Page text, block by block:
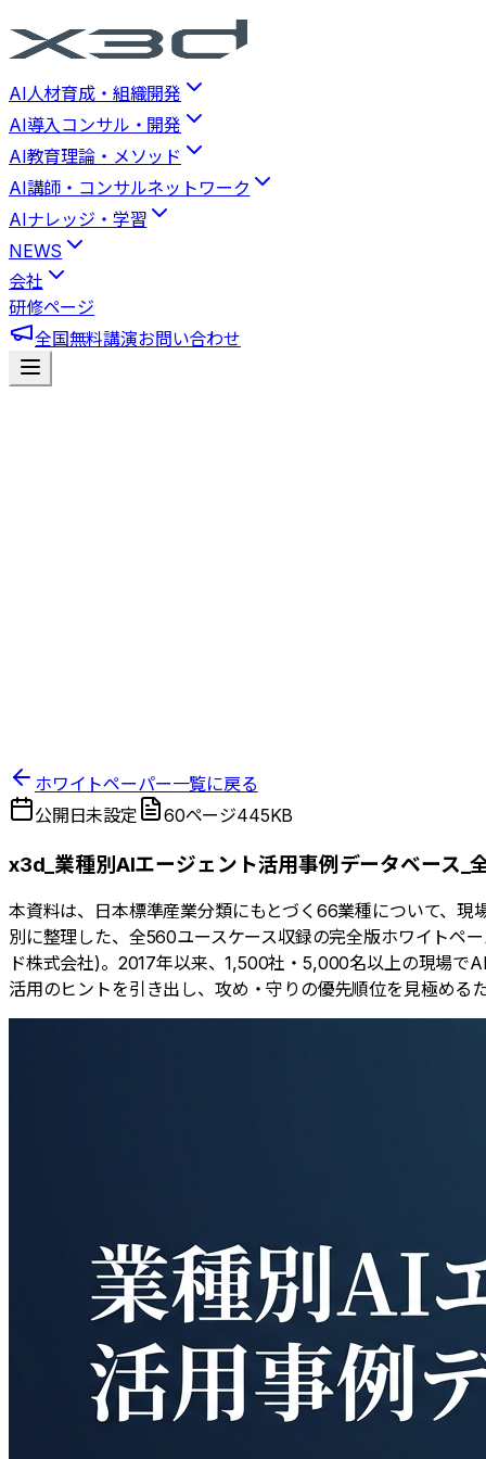
AI人材育成・組織開発
AI導入コンサル・開発
AI教育理論・メソッド
AI講師・コンサルネットワーク
AIナレッジ・学習
NEWS
会社
研修ページ
全国無料講演お問い合わせ
ホワイトペーパー一覧に戻る
公開日未設定
60ページ445KB
x3d_業種別AIエージェント活用事例データベース_
本資料は、日本標準産業分類にもとづく66業種について、
別に整理した、全560ユースケース収録の完全版ホワイトペ
ド株式会社)。2017年以来、1,500社・5,000名以上の現場で
活用のヒントを引き出し、攻め・守りの優先順位を見極める